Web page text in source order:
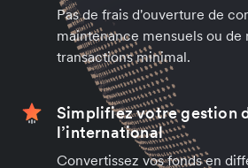
Pas de frais d'ouverture de
maintenance mensuels ou de
transactions minimal.
Simplifiez votre gestion
l’international
Convertissez vos fonds en